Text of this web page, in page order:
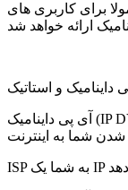
برای کاربری های
داینامیک و استاتیک
آی پی داینامیک (IP DYNAMIC): زمانی که IP شما داینامیک است
شما به اینترنت